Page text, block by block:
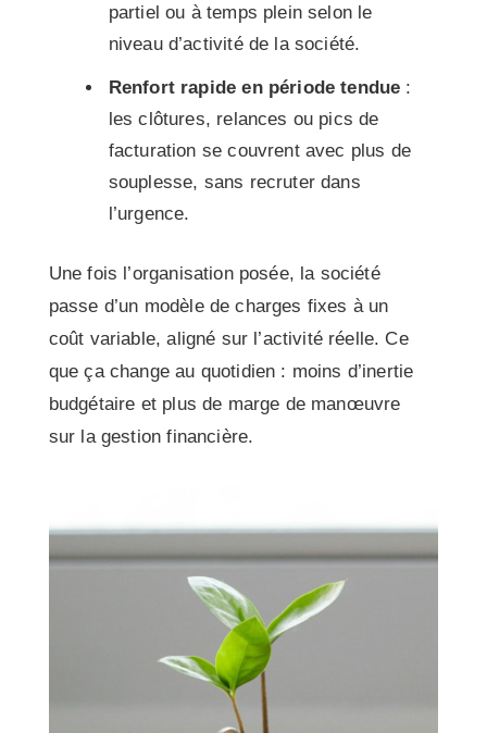
partiel ou à temps plein selon le
niveau d’activité de la société.
Renfort rapide en période tendue :
les clôtures, relances ou pics de
facturation se couvrent avec plus de
souplesse, sans recruter dans
l’urgence.
Une fois l’organisation posée, la société
passe d’un modèle de charges fixes à un
coût variable, aligné sur l’activité réelle. Ce
que ça change au quotidien : moins d’inertie
budgétaire et plus de marge de manœuvre
sur la gestion financière.